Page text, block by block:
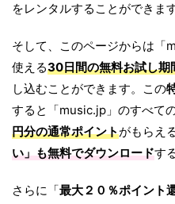
をレンタルすることができます
そして、このページからは「
使える30日間の無料お試し期
し込むことができます。この
すると「music.jp」のすべて
円分の通常ポイントがもらえ
い」も無料でダウンロードす
さらに「最大２０％ポイント